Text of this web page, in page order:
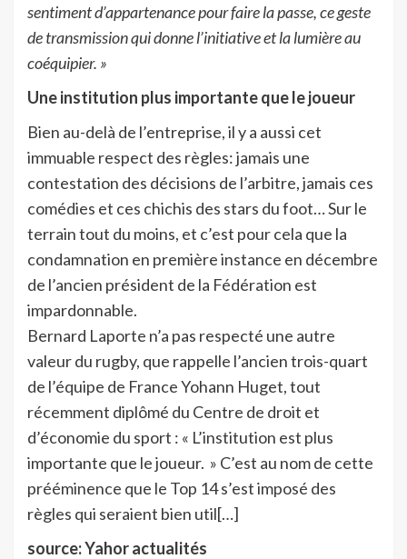
sentiment d’appartenance pour faire la passe, ce geste
de transmission qui donne l’initiative et la lumière au
coéquipier. »
Une institution plus importante que le joueur
Bien au-delà de l’entreprise, il y a aussi cet
immuable respect des règles: jamais une
contestation des décisions de l’arbitre, jamais ces
comédies et ces chichis des stars du foot… Sur le
terrain tout du moins, et c’est pour cela que la
condamnation en première instance en décembre
de l’ancien président de la Fédération est
impardonnable.
Bernard Laporte n’a pas respecté une autre
valeur du rugby, que rappelle l’ancien trois-quart
de l’équipe de France Yohann Huget, tout
récemment diplômé du Centre de droit et
d’économie du sport : « L’institution est plus
importante que le joueur. » C’est au nom de cette
prééminence que le Top 14 s’est imposé des
règles qui seraient bien util[…]
source: Yahor actualités